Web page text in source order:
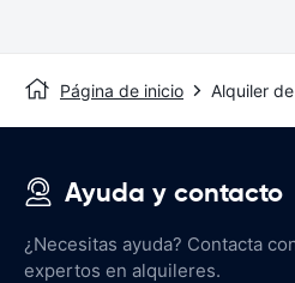
Página de inicio Alquiler
Ayuda y contacto
¿Necesitas ayuda? Contacta
expertos en alquileres.